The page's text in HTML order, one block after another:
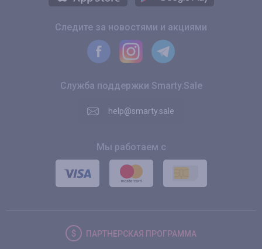
Следите за новостями и акциями
Служба поддержки Smarty.Sale
help@smarty.sale
Мы работаем с
ПАРТНЕРСКАЯ ПРОГРАММА